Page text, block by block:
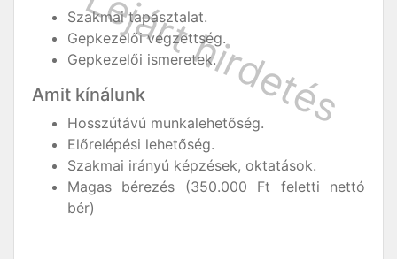
Szakmai tapasztalat.
Gepkezelői végzettség.
Gepkezelői ismeretek.
Amit kínálunk
Hosszútávú munkalehetőség.
Előrelépési lehetőség.
Szakmai irányú képzések, oktatások.
Magas bérezés (350.000 Ft feletti nettó
bér)